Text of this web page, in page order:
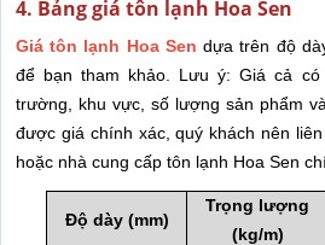
4. Bảng giá tôn lạnh Hoa Sen
Giá tôn lạnh Hoa Sen dựa trên độ
để bạn tham khảo. Lưu ý: Giá cả
trường, khu vực, số lượng sản phẩm
được giá chính xác, quý khách nên
hoặc nhà cung cấp tôn lạnh Hoa Sen
Độ dày (mm)
Trọng lượng
(kg/m)